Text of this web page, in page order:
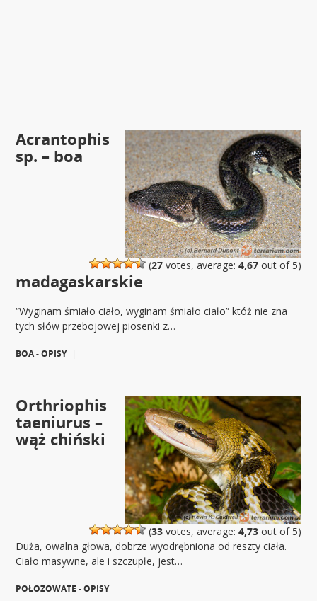
(27votes, average: 4,67out of 5)
Acrantophis
sp. – boa
madagaskarskie
“Wyginam śmiało ciało, wyginam śmiało ciało” któż nie zna
tych słów przebojowej piosenki z…
BOA - OPISY
(33votes, average: 4,73out of 5)
Orthriophis
taeniurus –
wąż chiński
Duża, owalna głowa, dobrze wyodrębniona od reszty ciała.
Ciało masywne, ale i szczupłe, jest…
POŁOZOWATE - OPISY